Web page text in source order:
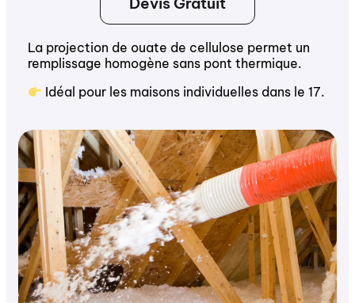
La projection de ouate de cellulose permet un
remplissage homogène sans pont thermique.
Idéal pour les maisons individuelles dans le 17.